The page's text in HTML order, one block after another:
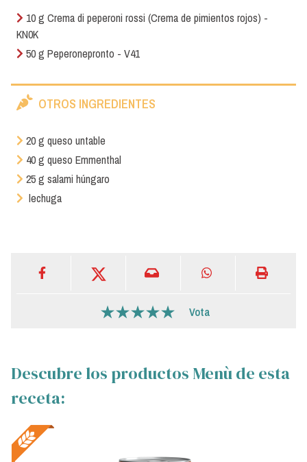
10 g Crema di peperoni rossi (Crema de pimientos rojos) -
KN0K
50 g Peperonepronto - V41
OTROS INGREDIENTES
20 g queso untable
40 g queso Emmenthal
25 g salami húngaro
lechuga
Vota
Descubre los productos Menù de esta
receta: